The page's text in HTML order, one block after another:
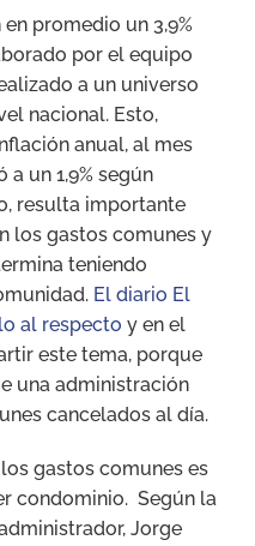
promedio un 3,9%
por el equipo
a un universo
nacional. Esto,
anual, al mes
un 1,9% según
resulta importante
los gastos comunes y
teniendo
El diario El
al respecto y en el
este tema, porque
una administración
cancelados al día.
gastos comunes es
condominio. Según la
Jorge